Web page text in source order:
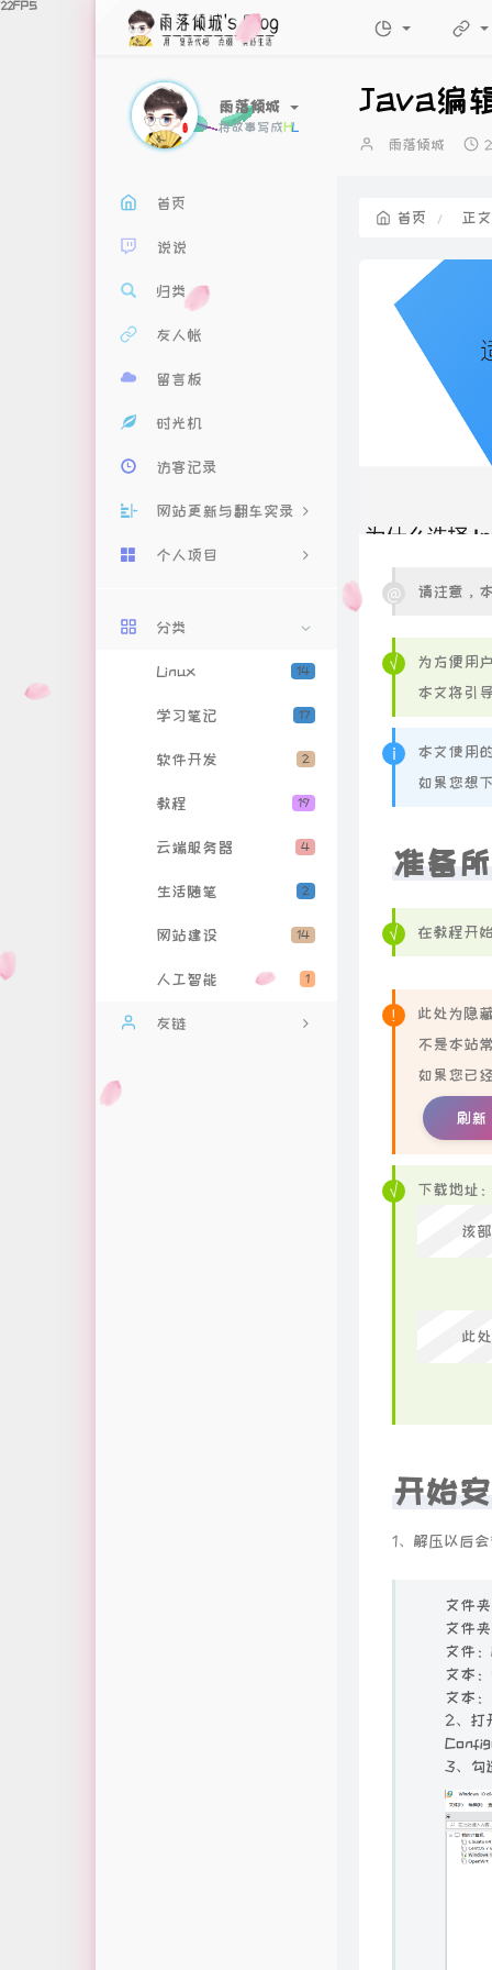
雨落倾城
将故事写成我们
首页
说说
归类
友人帐
留言板
时光机
访客记录
网站更新与翻车实录
网站更新
个人项目
分类
14
Linux
17
学习笔记
2
软件开发
19
教程
4
云端服务器
2
生活随笔
14
网站建设
1
人工智能
友链
Java编
博雨落倾城
首页 正
请注意，
为方便用
本文将引
本文使用
如果您想
准备
在教程开
此处为隐
不是本站
如果您已
刷新
下载地址
该
此
开始
1、解压以后
文件
文件
文件
文本
文本
2、打
3、勾